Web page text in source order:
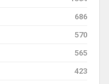
686
570
565
423